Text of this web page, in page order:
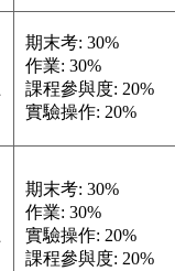
期末考: 30%
作業: 30%
課程參與度: 20%
實驗操作: 20%
期末考: 30%
作業: 30%
實驗操作: 20%
課程參與度: 20%